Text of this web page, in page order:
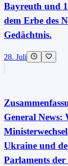
Bayreuth und
dem Erbe des
Gedächtnis.
28. Juli
General
Ukraine und
Parlaments der